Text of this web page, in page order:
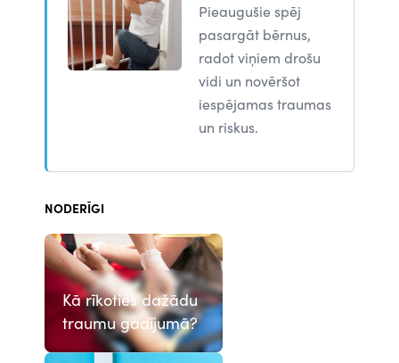
Pieaugušie spēj
pasargāt bērnus,
radot viņiem drošu
vidi un novēršot
iespējamas traumas
un riskus.
NODERĪGI
Kā rīkoties dažādu
traumu gadījumā?